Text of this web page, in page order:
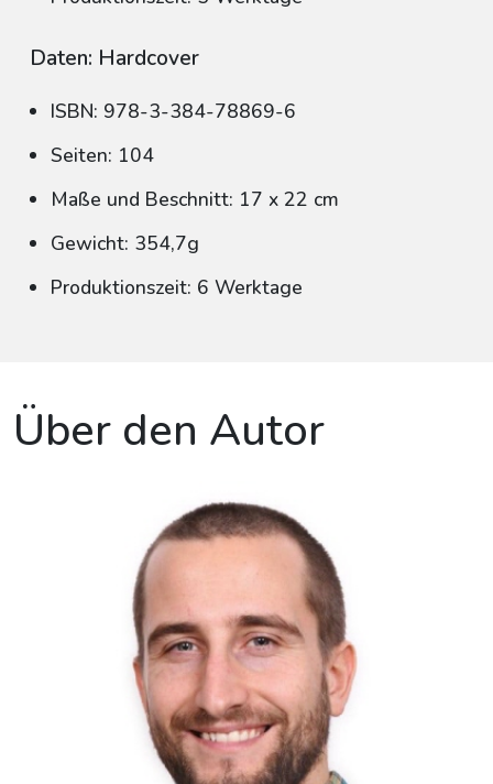
Daten: Hardcover
ISBN: 978-3-384-78869-6
Seiten: 104
Maße und Beschnitt: 17 x 22 cm
Gewicht: 354,7g
Produktionszeit: 6 Werktage
Über den Autor